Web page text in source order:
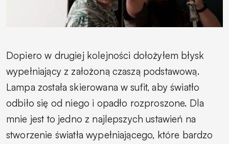
Dopiero w drugiej kolejności dołożyłem błysk
wypełniający z założoną czaszą podstawową.
Lampa została skierowana w sufit, aby światło
odbiło się od niego i opadło rozproszone. Dla
mnie jest to jedno z najlepszych ustawień na
stworzenie światła wypełniającego, które bardzo